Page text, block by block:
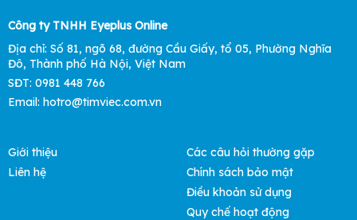
Công ty TNHH Eyeplus Online
Địa chỉ: Số 81, ngõ 68, đường Cầu Giấy, tổ 05, Phường Nghĩa
Đô, Thành phố Hà Nội, Việt Nam
SĐT: 0981 448 766
Email: hotro@timviec.com.vn
Giới thiệu
Liên hệ
Các câu hỏi thường gặp
Chính sách bảo mật
Điều khoản sử dụng
Quy chế hoạt động